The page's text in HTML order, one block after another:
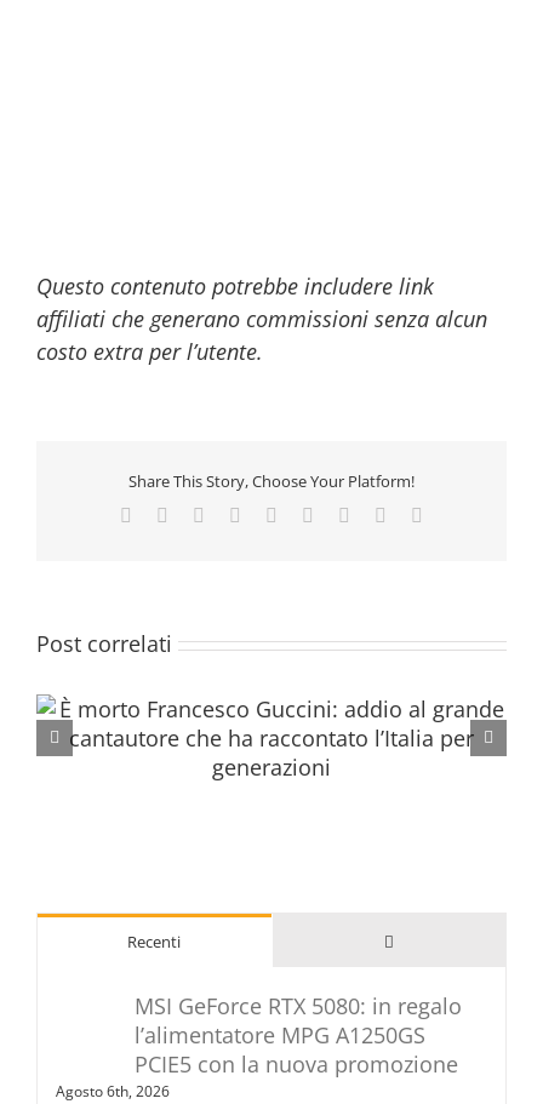
Questo contenuto potrebbe includere link
affiliati che generano commissioni senza alcun
costo extra per l’utente.
Share This Story, Choose Your Platform!
Facebook
TwitterReddit LinkedInWhatsApp
TumblrPinterest
Post correlati
Recenti Commenti
MSI GeForce RTX 5080: in regalo
l’alimentatore MPG A1250GS
PCIE5 con la nuova promozione
Agosto 6th, 2026